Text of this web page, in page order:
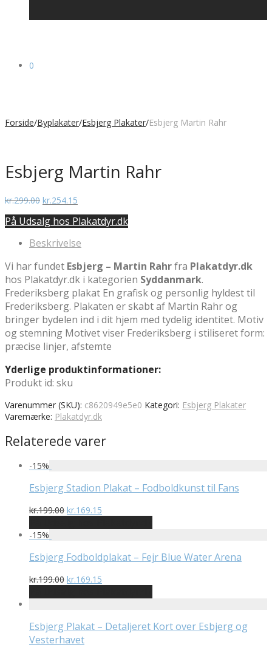
0
Forside/Byplakater/Esbjerg Plakater/Esbjerg Martin Rahr
Esbjerg Martin Rahr
kr.299.00 Den
pris
kr.299.00.
kr.254.15
pris
kr.254.15.
På Udsalg hos Plakatdyr.dk
Beskrivelse
Vi har fundet Esbjerg – Martin Rahrfra Plakatdyr.dk
hos Plakatdyr.dk i kategorien Syddanmark.
Frederiksberg plakat En grafisk og personlig hyldest til
Frederiksberg. Plakaten er skabt af Martin Rahr og
bringer bydelen ind i dit hjem med tydelig identitet. Motiv
og stemning Motivet viser Frederiksberg i stiliseret form:
præcise linjer, afstemte
Yderlige produktinformationer:
Produkt id: sku
Varenummer (SKU): c8620949e5e0 Kategori: Esbjerg Plakater
Varemærke: Plakatdyr.dk
Relaterede varer
-15%
Esbjerg Stadion Plakat – Fodboldkunst til Fans
kr.199.00 Den
pris
kr.199.00.
kr.169.15
pris
kr.169.15.
-15%
Esbjerg Fodboldplakat – Fejr Blue Water Arena
kr.199.00 Den
pris
kr.199.00.
kr.169.15
pris
kr.169.15.
Esbjerg Plakat – Detaljeret Kort over Esbjerg og
Vesterhavet